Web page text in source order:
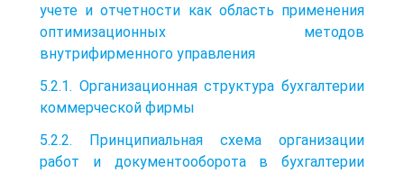
учете и отчетности как область применения
оптимизационных методов
внутрифирменного управления
5.2.1. Организационная структура бухгалтерии
коммерческой фирмы
5.2.2. Принципиальная схема организации
работ и документооборота в бухгалтерии